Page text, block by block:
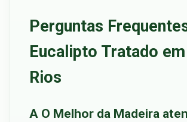
Perguntas
Eucalipto Tratado
Rios
A O Melhor da Madeira